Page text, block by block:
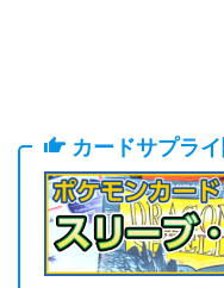
カードサプラ